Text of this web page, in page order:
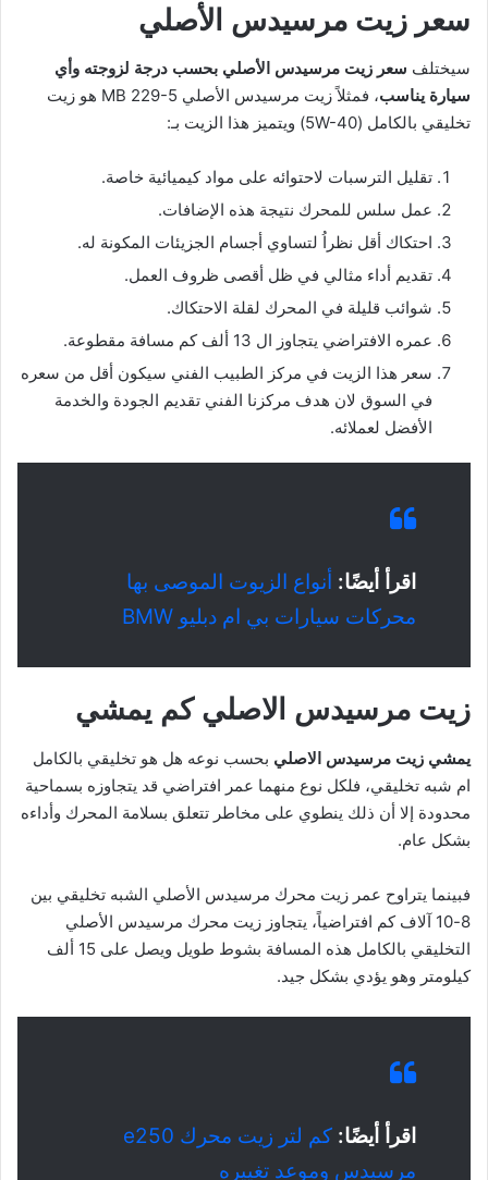
سعر زيت مرسيدس الأصلي
سيختلف سعر زيت مرسيدس الأصلي بحسب درجة لزوجته وأي
سيارة يناسب
، فمثلاً زيت مرسيدس الأصلي MB 229-5 هو زيت
تخليقي بالكامل (5W-40) ويتميز هذا الزيت بـ:
تقليل الترسبات لاحتوائه على مواد كيميائية خاصة.
عمل سلس للمحرك نتيجة هذه الإضافات.
احتكاك أقل نظراُ لتساوي أجسام الجزيئات المكونة له.
تقديم أداء مثالي في ظل أقصى ظروف العمل.
شوائب قليلة في المحرك لقلة الاحتكاك.
عمره الافتراضي يتجاوز ال 13 ألف كم مسافة مقطوعة.
سعر هذا الزيت في مركز الطبيب الفني سيكون أقل من سعره
في السوق لان هدف مركزنا الفني تقديم الجودة والخدمة
الأفضل لعملائه.
اقرأ أيضًا: أنواع الزيوت الموصى بها
محركات سيارات بي ام دبليو BMW
زيت مرسيدس الاصلي كم يمشي
يمشي زيت مرسيدس الاصلي بحسب نوعه هل هو تخليقي بالكامل
ام شبه تخليقي، فلكل نوع منهما عمر افتراضي قد يتجاوزه بسماحية
محدودة إلا أن ذلك ينطوي على مخاطر تتعلق بسلامة المحرك وأداءه
بشكل عام.
فبينما يتراوح عمر زيت محرك مرسيدس الأصلي الشبه تخليقي بين
8-10 آلاف كم افتراضياً، يتجاوز زيت محرك مرسيدس الأصلي
التخليقي بالكامل هذه المسافة بشوط طويل ويصل على 15 ألف
كيلومتر وهو يؤدي بشكل جيد.
اقرأ أيضًا:
كم لتر زيت محرك e250
مرسيدس وموعد تغييره